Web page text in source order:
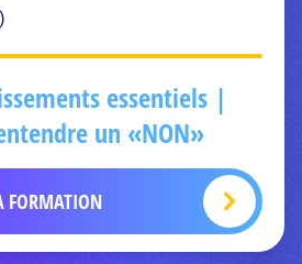
essentiels |
un «NON»
FORMATION